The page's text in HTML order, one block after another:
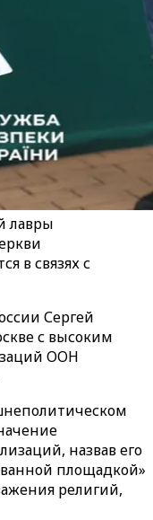
лавры
в связях с
Сергей
с высоким
ООН
назвав его
площадкой»
религий,